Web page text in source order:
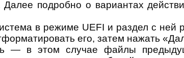
подробно о вариантах
в режиме UEFI и раздел с
его, затем нажать
— в этом случае файлы